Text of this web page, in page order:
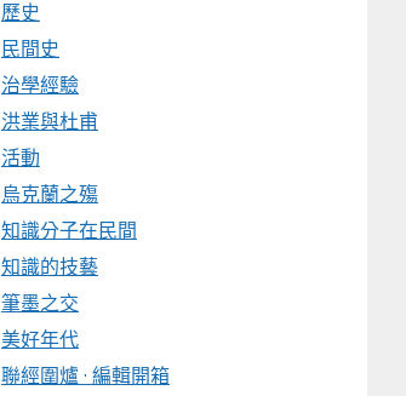
歷史
民間史
治學經驗
洪業與杜甫
活動
烏克蘭之殤
知識分子在民間
知識的技藝
筆墨之交
美好年代
聯經圍爐 · 編輯開箱